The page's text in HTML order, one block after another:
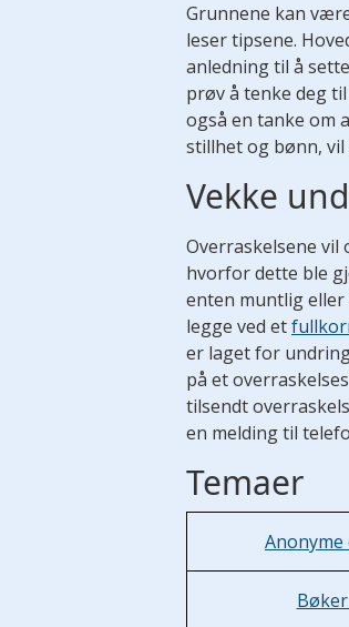
Grunnene kan
leser tipsene.
anledning til å
prøv å tenke deg
også en tanke om
stillhet og bønn, vil
Vekke
Overraskelsene
hvorfor dette ble
enten muntlig eller
legge ved et
er laget for
på et
tilsendt
en melding til
Temaer